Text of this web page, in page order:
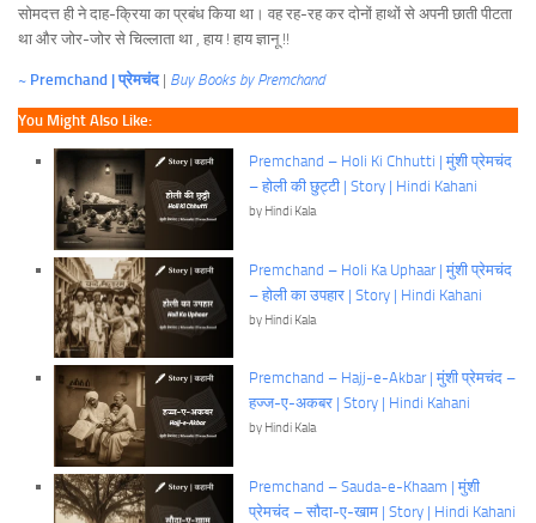
सोमदत्त ही ने दाह-क्रिया का प्रबंध किया था। वह रह-रह कर दोनों हाथों से अपनी छाती पीटता
था और जोर-जोर से चिल्लाता था , हाय ! हाय ज्ञानू !!
~ Premchand | प्रेमचंद| Buy Books by Premchand
You Might Also Like:
Premchand – Holi Ki Chhutti | मुंशी प्रेमचंद
– होली की छुट्टी | Story | Hindi Kahani
by Hindi Kala
Premchand – Holi Ka Uphaar | मुंशी प्रेमचंद
– होली का उपहार | Story | Hindi Kahani
by Hindi Kala
Premchand – Hajj-e-Akbar | मुंशी प्रेमचंद –
हज्ज-ए-अकबर | Story | Hindi Kahani
by Hindi Kala
Premchand – Sauda-e-Khaam | मुंशी
प्रेमचंद – सौदा-ए-खाम | Story | Hindi Kahani